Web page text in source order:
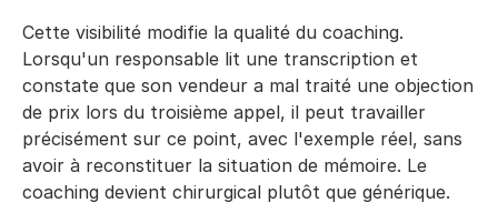
Cette visibilité modifie la qualité du coaching.
Lorsqu'un responsable lit une transcription et
constate que son vendeur a mal traité une objection
de prix lors du troisième appel, il peut travailler
précisément sur ce point, avec l'exemple réel, sans
avoir à reconstituer la situation de mémoire. Le
coaching devient chirurgical plutôt que générique.